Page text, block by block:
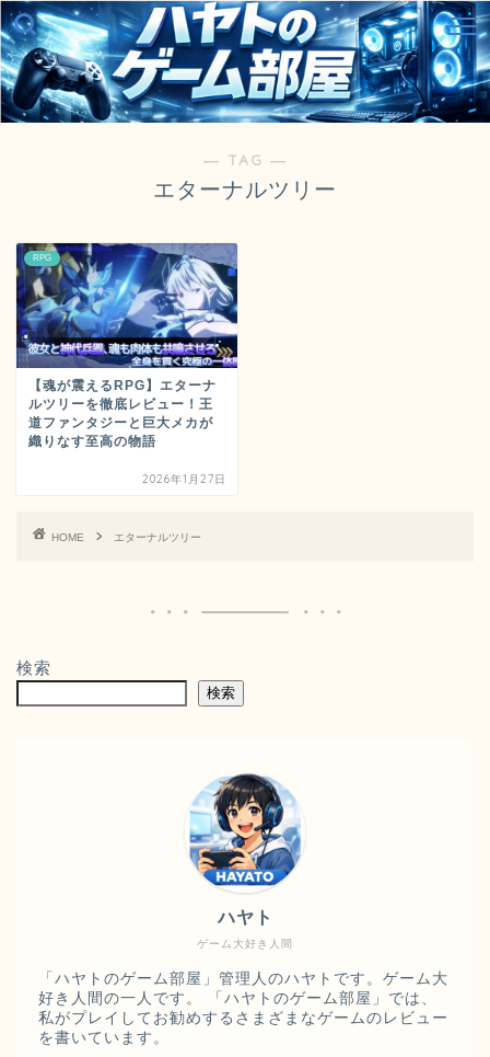
― TAG ―
エターナルツリー
RPG
【魂が震えるRPG】エターナ
ルツリーを徹底レビュー！王
道ファンタジーと巨大メカが
織りなす至高の物語
2026年1月27日
HOME エターナルツリー
検索
検索
ゲーム大好き人間
ハヤト
「ハヤトのゲーム部屋」管理人のハヤトです。ゲーム大
好き人間の一人です。 「ハヤトのゲーム部屋」では、
私がプレイしてお勧めするさまざまなゲームのレビュー
を書いています。